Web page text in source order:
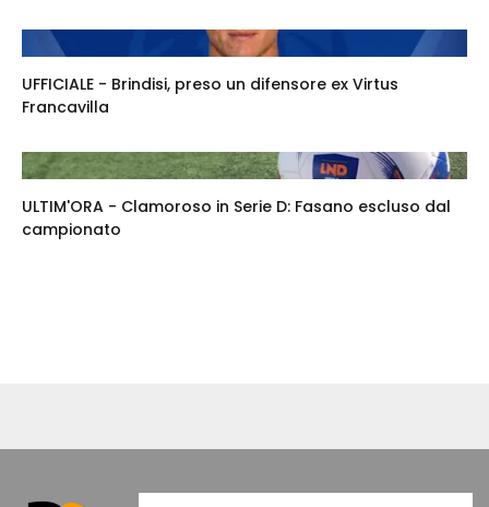
UFFICIALE - Brindisi, preso un difensore ex Virtus
Francavilla
ULTIM'ORA - Clamoroso in Serie D: Fasano escluso dal
campionato